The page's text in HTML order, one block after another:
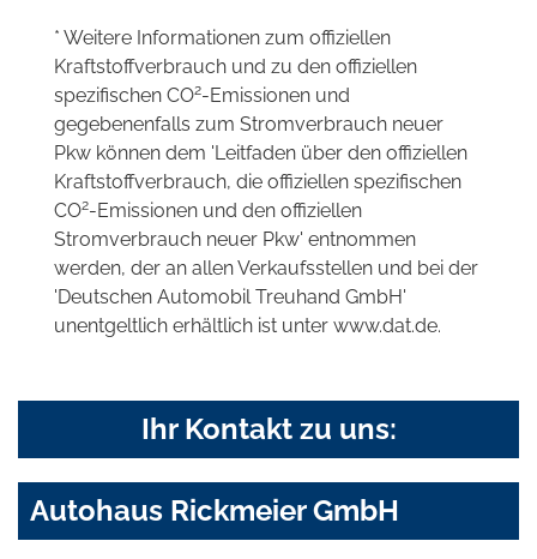
* Weitere Informationen zum offiziellen
Kraftstoffverbrauch und zu den offiziellen
spezifischen CO2-Emissionen und
gegebenenfalls zum Stromverbrauch neuer
Pkw können dem 'Leitfaden über den offiziellen
Kraftstoffverbrauch, die offiziellen spezifischen
CO2-Emissionen und den offiziellen
Stromverbrauch neuer Pkw' entnommen
werden, der an allen Verkaufsstellen und bei der
'Deutschen Automobil Treuhand GmbH'
unentgeltlich erhältlich ist unter www.dat.de.
Ihr Kontakt zu uns:
Autohaus Rickmeier GmbH